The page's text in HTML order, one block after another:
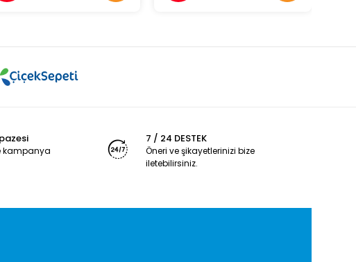
kampanya
7 / 24 DESTEK
Öneri ve şikayetlerinizi bize
iletebilirsiniz.